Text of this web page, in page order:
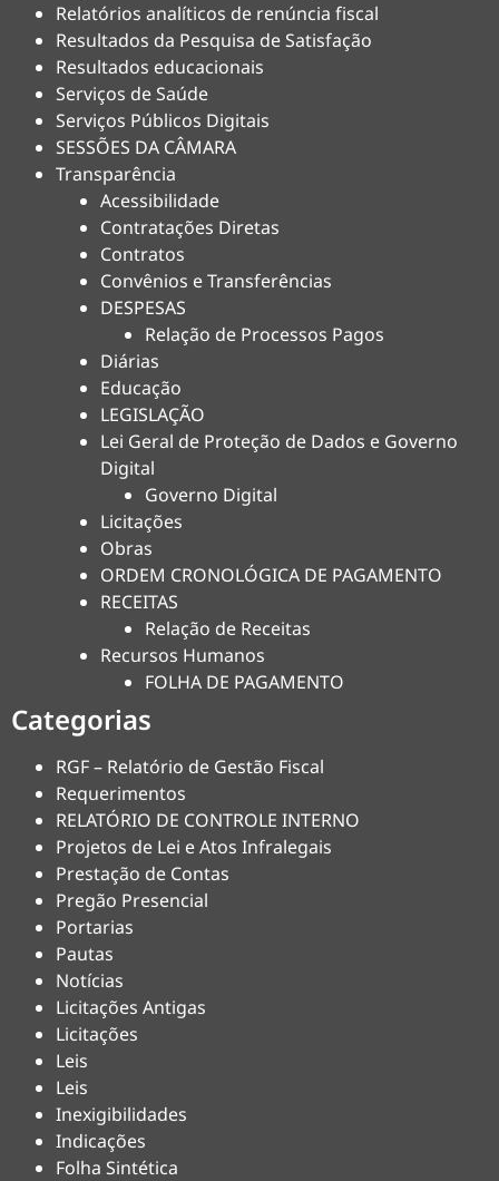
Relatórios analíticos de renúncia fiscal
Resultados da Pesquisa de Satisfação
Resultados educacionais
Serviços de Saúde
Serviços Públicos Digitais
SESSÕES DA CÂMARA
Transparência
Acessibilidade
Contratações Diretas
Contratos
Convênios e Transferências
DESPESAS
Relação de Processos Pagos
Diárias
Educação
LEGISLAÇÃO
Lei Geral de Proteção de Dados e Governo
Digital
Governo Digital
Licitações
Obras
ORDEM CRONOLÓGICA DE PAGAMENTO
RECEITAS
Relação de Receitas
Recursos Humanos
FOLHA DE PAGAMENTO
Categorias
RGF – Relatório de Gestão Fiscal
Requerimentos
RELATÓRIO DE CONTROLE INTERNO
Projetos de Lei e Atos Infralegais
Prestação de Contas
Pregão Presencial
Portarias
Pautas
Notícias
Licitações Antigas
Licitações
Leis
Leis
Inexigibilidades
Indicações
Folha Sintética